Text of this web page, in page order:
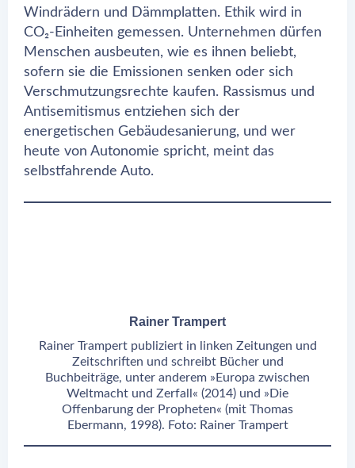
Windrädern und Dämmplatten. Ethik wird in
CO₂-Einheiten gemessen. Unternehmen dürfen
Menschen ausbeuten, wie es ihnen beliebt,
sofern sie die Emissionen senken oder sich
Verschmutzungsrechte kaufen. Rassismus und
Antisemitismus entziehen sich der
energetischen Gebäudesanierung, und wer
heute von Autonomie spricht, meint das
selbstfahrende Auto.
Rainer Trampert
Rainer Trampert publiziert in linken Zeitungen und
Zeitschriften und schreibt Bücher und
Buchbeiträge, unter anderem »Europa zwischen
Weltmacht und Zerfall« (2014) und »Die
Offenbarung der Propheten« (mit Thomas
Ebermann, 1998). Foto: Rainer Trampert